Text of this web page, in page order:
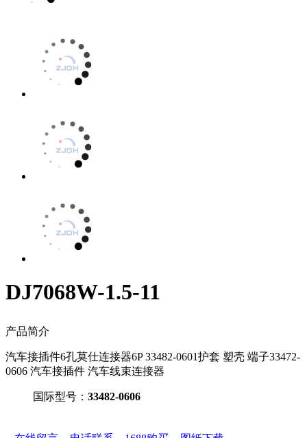
DJ7068W-1.5-11
产品简介
汽车接插件6孔莫仕连接器6P 33482-0601护套 塑壳 端子33472-
0606 汽车接插件 汽车线束连接器
国际型号： 33482-0606